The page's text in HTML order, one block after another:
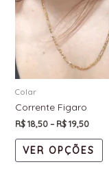
Colar
Corrente Figaro
R$18,50–R$19,50
VER OPÇÕES